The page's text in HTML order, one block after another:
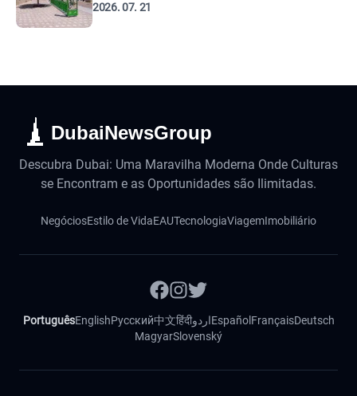
2026. 07. 21
DubaiNewsGroup
Descubra Dubai: Uma Maravilha Moderna Onde Culturas
se Encontram e as Oportunidades são Ilimitadas.
NegóciosEstilo de VidaEAUTecnologiaViagemImobiliário
PortuguêsEnglishРусский中文हिंदीاردوEspañol FrançaisDeutsch
MagyarSlovenský